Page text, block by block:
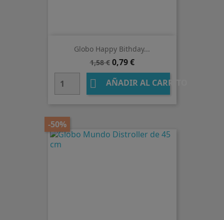
Globo Happy Bithday...
Precio
base
1,58 € Precio
0,79 €
 AÑADIR AL CARRITO
-50%